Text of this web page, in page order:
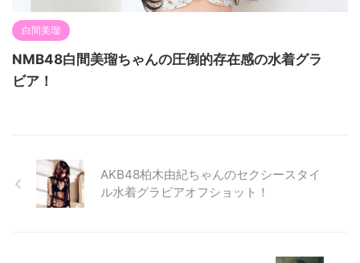
白間美瑠
NMB48白間美瑠ちゃんの圧倒的存在感の水着グラ
ビア！
AKB48柏木由紀ちゃんのセクシースタイ
ル水着グラビアオフショット！